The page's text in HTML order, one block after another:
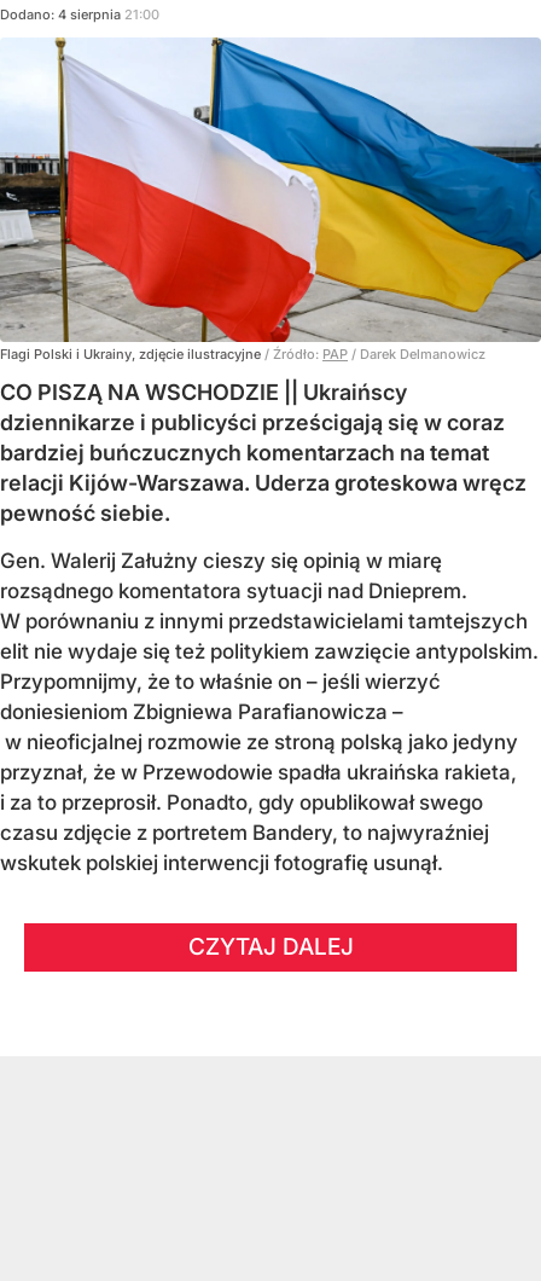
Dodano: 4 sierpnia 21:00
Flagi Polski i Ukrainy, zdjęcie ilustracyjne / Źródło: PAP / Darek Delmanowicz
CO PISZĄ NA WSCHODZIE || Ukraińscy
dziennikarze i publicyści prześcigają się w coraz
bardziej buńczucznych komentarzach na temat
relacji Kijów-Warszawa. Uderza groteskowa wręcz
pewność siebie.
Gen. Walerij Załużny cieszy się opinią w miarę
rozsądnego komentatora sytuacji nad Dnieprem.
W porównaniu z innymi przedstawicielami tamtejszych
elit nie wydaje się też politykiem zawzięcie antypolskim.
Przypomnijmy, że to właśnie on – jeśli wierzyć
doniesieniom Zbigniewa Parafianowicza –
w nieoficjalnej rozmowie ze stroną polską jako jedyny
przyznał, że w Przewodowie spadła ukraińska rakieta,
i za to przeprosił. Ponadto, gdy opublikował swego
czasu zdjęcie z portretem Bandery, to najwyraźniej
wskutek polskiej interwencji fotografię usunął.
CZYTAJ DALEJ